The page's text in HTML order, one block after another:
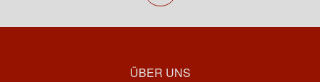
ÜBER UNS